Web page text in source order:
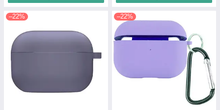
–22% –22%